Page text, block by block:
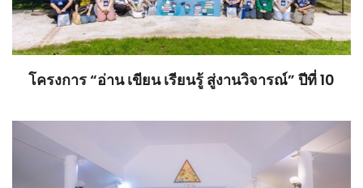
โครงการ “อ่าน เขียน เรียนรู้ สู่งานวิจารณ์” ปีที่ 10